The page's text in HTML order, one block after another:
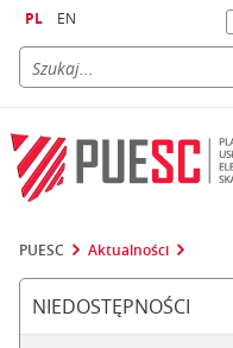
PL EN
PUESC Aktualności
NIEDOSTĘPNOŚCI